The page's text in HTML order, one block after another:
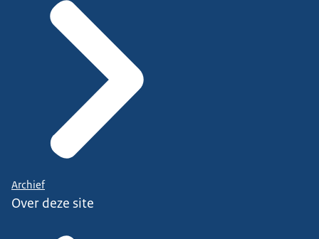
Archief
Over deze site